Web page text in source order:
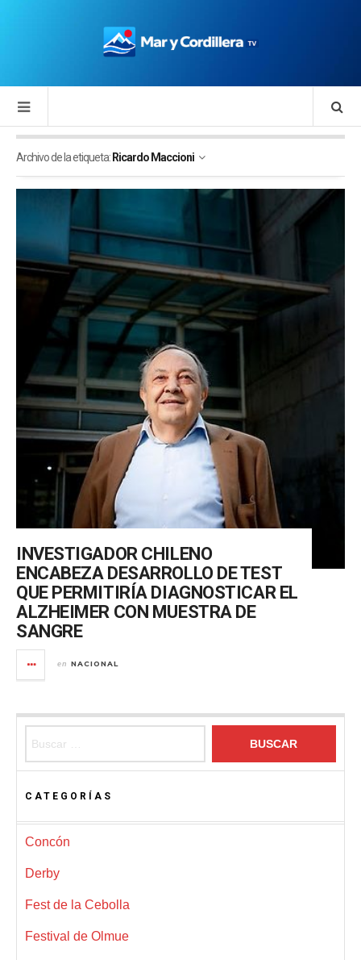
Archivo de la etiqueta: Ricardo Maccioni
INVESTIGADOR CHILENO
ENCABEZA DESARROLLO DE TEST
QUE PERMITIRÍA DIAGNOSTICAR EL
ALZHEIMER CON MUESTRA DE
SANGRE
en NACIONAL
CATEGORÍAS
Concón
Derby
Fest de la Cebolla
Festival de Olmue